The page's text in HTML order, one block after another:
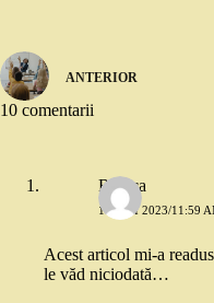
ANTERIOR
10 comentarii
Raluca
17 MAI 2023/11:59
Acest articol mi-a
le văd niciodată…